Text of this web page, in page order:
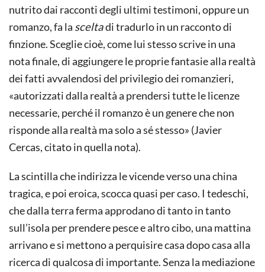
nutrito dai racconti degli ultimi testimoni, oppure un
romanzo, fa la sceltadi tradurlo in un racconto di
finzione. Sceglie cioè, come lui stesso scrive in una
nota finale, di aggiungere le proprie fantasie alla realtà
dei fatti avvalendosi del privilegio dei romanzieri,
«autorizzati dalla realtà a prendersi tutte le licenze
necessarie, perché il romanzo è un genere che non
risponde alla realtà ma solo a sé stesso» (Javier
Cercas, citato in quella nota).
La scintilla che indirizza le vicende verso una china
tragica, e poi eroica, scocca quasi per caso. I tedeschi,
che dalla terra ferma approdano di tanto in tanto
sull’isola per prendere pesce e altro cibo, una mattina
arrivano e si mettono a perquisire casa dopo casa alla
ricerca di qualcosa di importante. Senza la mediazione